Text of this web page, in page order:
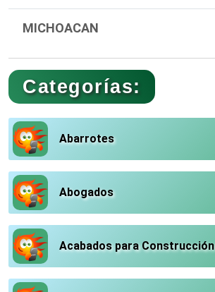
MICHOACAN
Categorías:
Abarrotes
Abogados
Acabados para Construcción